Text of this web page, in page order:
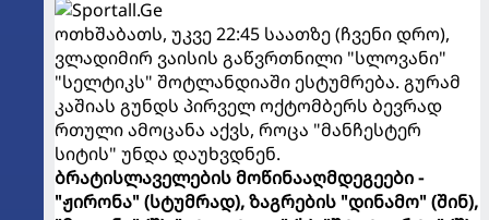
ოთხშაბათს, უკვე 22:45 საათზე (ჩვენი დრო),
ვლადიმირ ვაისის გაწვრთნილი "სლოვანი"
"სელტიკს" შოტლანდიაში ესტუმრება. გურამ
კაშიას გუნდს პირველ ოქტომბერს ბევრად
რთული ამოცანა აქვს, როცა "მანჩესტერ
სიტის" უნდა დაუხვდნენ.
ბრატისლაველების მოწინააღმდეგეები -
"ჟირონა" (სტუმრად), ზაგრების "დინამო" (შინ),